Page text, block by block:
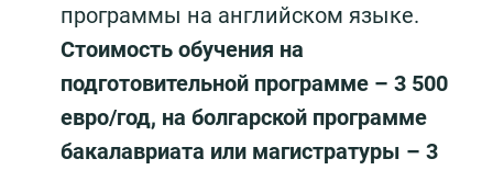
программы на английском языке.
Стоимость обучения на
подготовительной программе – 3 500
евро/год, на болгарской программе
бакалавриата или магистратуры – 3